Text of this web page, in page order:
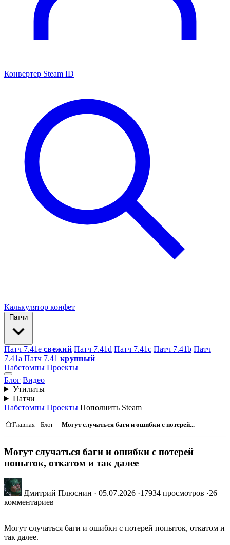
Конвертер Steam ID
Калькулятор конфет
Патчи
Патч 7.41e свежий Патч 7.41d Патч 7.41c Патч 7.41b Патч
7.41а Патч 7.41 крупный
Пабстомпы Проекты
Блог Видео
Утилиты
Патчи
Пабстомпы Проекты Пополнить Steam
Главная Блог Могут случаться баги и ошибки с потерей...
Могут случаться баги и ошибки с потерей
попыток, откатом и так далее
Дмитрий Плюснин · 05.07.2026 ·17934 просмотров ·26
комментариев
Могут случаться баги и ошибки с потерей попыток, откатом и
так далее.